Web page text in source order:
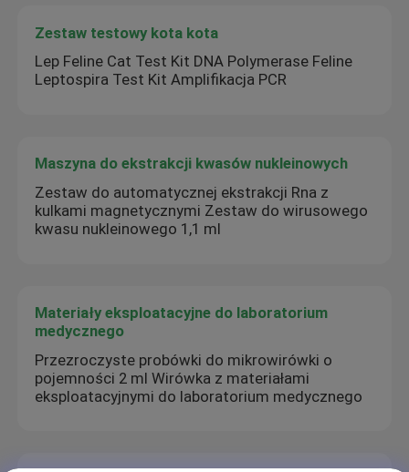
Zestaw testowy kota kota
Lep Feline Cat Test Kit DNA Polymerase Feline
Leptospira Test Kit Amplifikacja PCR
Maszyna do ekstrakcji kwasów nukleinowych
Zestaw do automatycznej ekstrakcji Rna z
kulkami magnetycznymi Zestaw do wirusowego
kwasu nukleinowego 1,1 ml
Materiały eksploatacyjne do laboratorium
medycznego
Przezroczyste probówki do mikrowirówki o
pojemności 2 ml Wirówka z materiałami
eksploatacyjnymi do laboratorium medycznego